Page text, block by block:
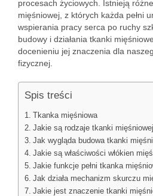
procesach życiowych. Istnieją
mięśniowej, z których każda pełni
wspierania pracy serca po ruchy
budowy i działania tkanki
docenieniu jej znaczenia dla
fizycznej.
Spis treści
Tkanka mięśniowa
Jakie są rodzaje tkanki
Jak wygląda budowa tkanki
Jakie są właściwości włókien
Jakie funkcje pełni tkanka
Jak działa mechanizm skurczu
Jakie jest znaczenie tkanki